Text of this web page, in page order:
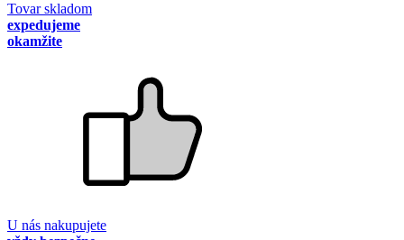
Tovar skladom
expedujeme
okamžite
U nás nakupujete